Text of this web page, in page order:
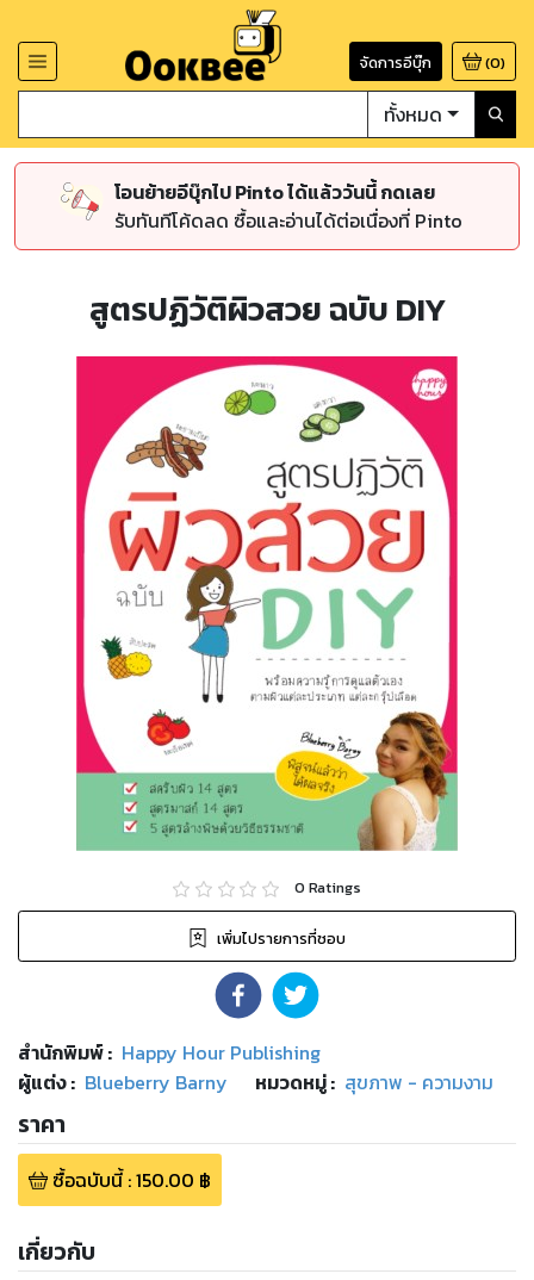
จัดการอีบุ๊ก (0)
ทั้งหมด
โอนย้ายอีบุ๊กไป Pinto ได้แล้ววันนี้ กดเลย
รับทันทีโค้ดลด ซื้อและอ่านได้ต่อเนื่องที่ Pinto
สูตรปฏิวัติผิวสวย ฉบับ DIY
0 Ratings
เพิ่มไปรายการที่ชอบ
สำนักพิมพ์: Happy Hour Publishing
ผู้แต่ง : Blueberry Barny หมวดหมู่: สุขภาพ - ความงาม
ราคา
ซื้อฉบับนี้:150.00 ฿
เกี่ยวกับ